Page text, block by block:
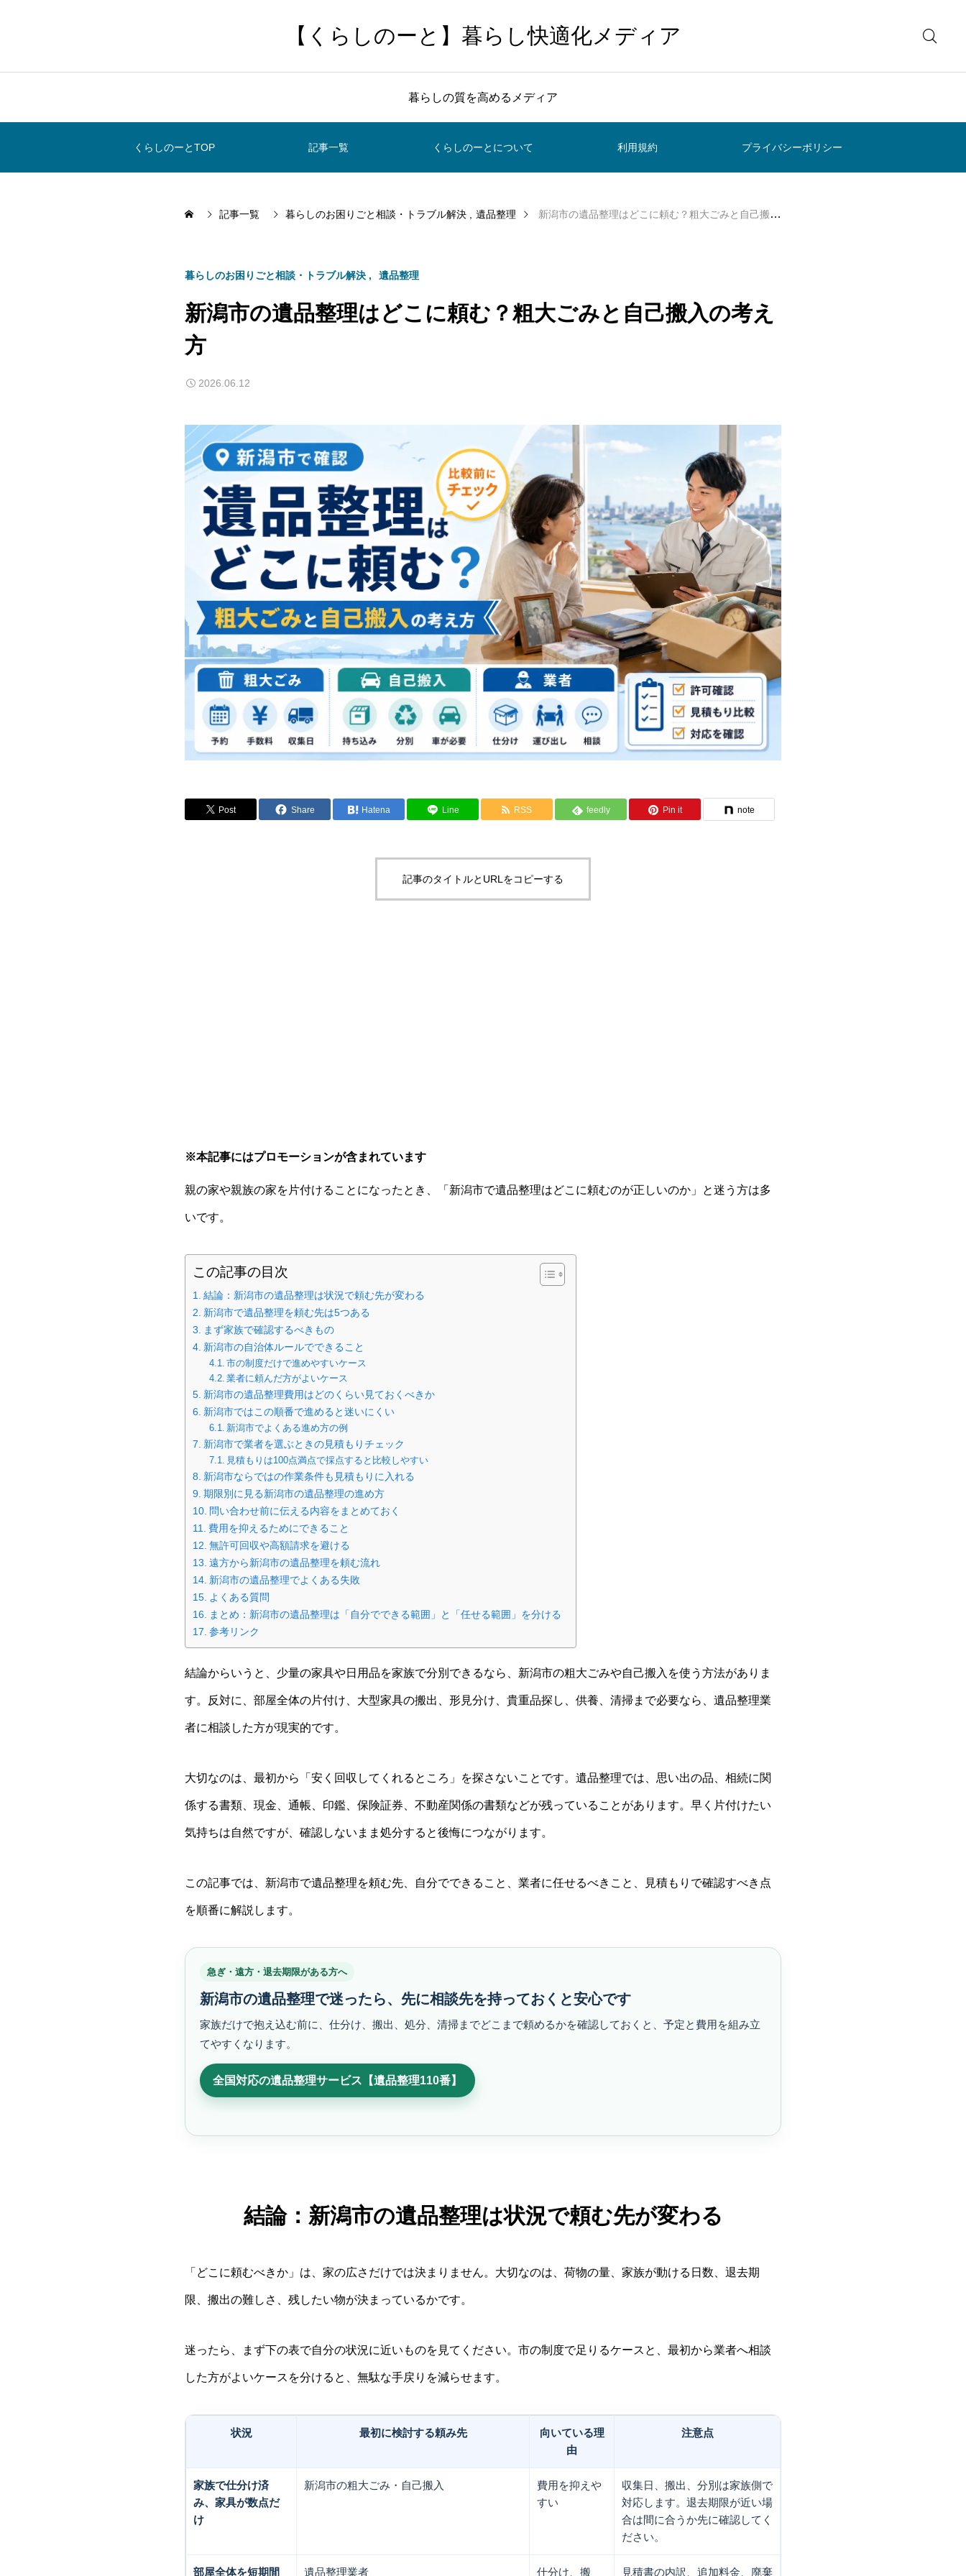
【くらしのーと】暮らし快適化メディア
暮らしの質を高めるメディア
くらしのーとTOP 記事一覧 くらしのーとについて 利用規約 プライバシーポリシー
記事一覧 暮らしのお困りごと相談・トラブル解決 遺品整理 新潟市の遺品整理はどこに頼む？粗大ごみと自己搬入の考え方
暮らしのお困りごと相談・トラブル解決 遺品整理
新潟市の遺品整理はどこに頼む？粗大ごみと自己搬入の考え
方
2026.06.12
Post Share Hatena Line RSS feedly Pin it note
記事のタイトルとURLをコピーする
※本記事にはプロモーションが含まれています
親の家や親族の家を片付けることになったとき、「新潟市で遺品整理はどこに頼むのが正しいのか」と迷う方は多
いです。
この記事の目次
結論：新潟市の遺品整理は状況で頼む先が変わる
新潟市で遺品整理を頼む先は5つある
まず家族で確認するべきもの
新潟市の自治体ルールでできること
市の制度だけで進めやすいケース
業者に頼んだ方がよいケース
新潟市の遺品整理費用はどのくらい見ておくべきか
新潟市ではこの順番で進めると迷いにくい
新潟市でよくある進め方の例
新潟市で業者を選ぶときの見積もりチェック
見積もりは100点満点で採点すると比較しやすい
新潟市ならではの作業条件も見積もりに入れる
期限別に見る新潟市の遺品整理の進め方
問い合わせ前に伝える内容をまとめておく
費用を抑えるためにできること
無許可回収や高額請求を避ける
遠方から新潟市の遺品整理を頼む流れ
新潟市の遺品整理でよくある失敗
よくある質問
まとめ：新潟市の遺品整理は「自分でできる範囲」と「任せる範囲」を分ける
参考リンク
結論からいうと、少量の家具や日用品を家族で分別できるなら、新潟市の粗大ごみや自己搬入を使う方法がありま
す。反対に、部屋全体の片付け、大型家具の搬出、形見分け、貴重品探し、供養、清掃まで必要なら、遺品整理業
者に相談した方が現実的です。
大切なのは、最初から「安く回収してくれるところ」を探さないことです。遺品整理では、思い出の品、相続に関
係する書類、現金、通帳、印鑑、保険証券、不動産関係の書類などが残っていることがあります。早く片付けたい
気持ちは自然ですが、確認しないまま処分すると後悔につながります。
この記事では、新潟市で遺品整理を頼む先、自分でできること、業者に任せるべきこと、見積もりで確認すべき点
を順番に解説します。
急ぎ・遠方・退去期限がある方へ
新潟市の遺品整理で迷ったら、先に相談先を持っておくと安心です
家族だけで抱え込む前に、仕分け、搬出、処分、清掃までどこまで頼めるかを確認しておくと、予定と費用を組み立
てやすくなります。
全国対応の遺品整理サービス【遺品整理110番】
結論：新潟市の遺品整理は状況で頼む先が変わる
「どこに頼むべきか」は、家の広さだけでは決まりません。大切なのは、荷物の量、家族が動ける日数、退去期
限、搬出の難しさ、残したい物が決まっているかです。
迷ったら、まず下の表で自分の状況に近いものを見てください。市の制度で足りるケースと、最初から業者へ相談
した方がよいケースを分けると、無駄な手戻りを減らせます。
状況 最初に検討する頼み先
向いている理
由
注意点
家族で仕分け済
み、家具が数点だ
け
新潟市の粗大ごみ・自己搬入
費用を抑えや
すい
収集日、搬出、分別は家族側で
対応します。退去期限が近い場
合は間に合うか先に確認してく
ださい。
部屋全体を短期間 遺品整理業者 仕分け、搬 見積書の内訳、追加料金、廃棄